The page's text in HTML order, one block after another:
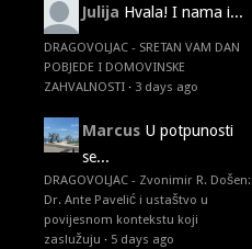
Julija Hvala! I nama i...
DRAGOVOLJAC - SRETAN VAM DAN
POBJEDE I DOMOVINSKE
ZAHVALNOSTI · 3 days ago
Marcus U potpunosti
se...
DRAGOVOLJAC - Zvonimir R. Došen:
Dr. Ante Pavelić i ustaštvo u
povijesnom kontekstu koji
zaslužuju · 5 days ago